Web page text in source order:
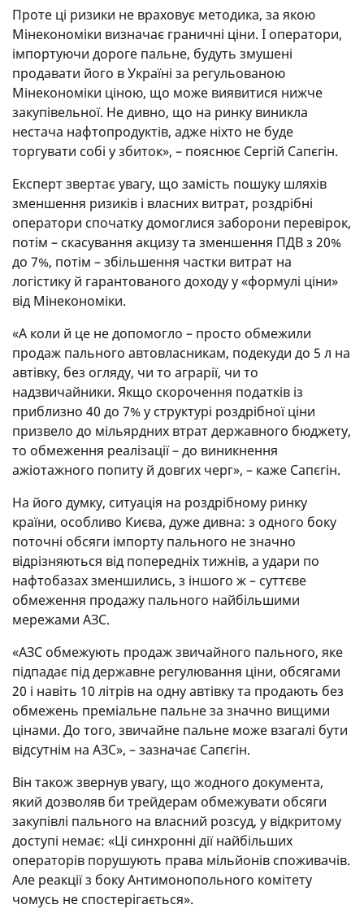
Проте ці ризики не враховує методика, за якою
Мінекономіки визначає граничні ціни. І оператори,
імпортуючи дороге пальне, будуть змушені
продавати його в Україні за регульованою
Мінекономіки ціною, що може виявитися нижче
закупівельної. Не дивно, що на ринку виникла
нестача нафтопродуктів, адже ніхто не буде
торгувати собі у збиток», – пояснює Сергій Сапєгін.
Експерт звертає увагу, що замість пошуку шляхів
зменшення ризиків і власних витрат, роздрібні
оператори спочатку домоглися заборони перевірок,
потім – скасування акцизу та зменшення ПДВ з 20%
до 7%, потім – збільшення частки витрат на
логістику й гарантованого доходу у «формулі ціни»
від Мінекономіки.
«А коли й це не допомогло – просто обмежили
продаж пального автовласникам, подекуди до 5 л на
автівку, без огляду, чи то аграрії, чи то
надзвичайники. Якщо скорочення податків із
приблизно 40 до 7% у структурі роздрібної ціни
призвело до мільярдних втрат державного бюджету,
то обмеження реалізації – до виникнення
ажіотажного попиту й довгих черг», – каже Сапєгін.
На його думку, ситуація на роздрібному ринку
країни, особливо Києва, дуже дивна: з одного боку
поточні обсяги імпорту пального не значно
відрізняються від попередніх тижнів, а удари по
нафтобазах зменшились, з іншого ж – суттєве
обмеження продажу пального найбільшими
мережами АЗС.
«АЗС обмежують продаж звичайного пального, яке
підпадає під державне регулювання ціни, обсягами
20 і навіть 10 літрів на одну автівку та продають без
обмежень преміальне пальне за значно вищими
цінами. До того, звичайне пальне може взагалі бути
відсутнім на АЗС», – зазначає Сапєгін.
Він також звернув увагу, що жодного документа,
який дозволяв би трейдерам обмежувати обсяги
закупівлі пального на власний розсуд, у відкритому
доступі немає: «Ці синхронні дії найбільших
операторів порушують права мільйонів споживачів.
Але реакції з боку Антимонопольного комітету
чомусь не спостерігається».